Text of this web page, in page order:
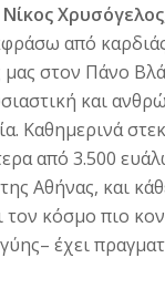
από
μας στον Πάνο
και
Καθημερινά
από 3.500
Αθήνας, και
τον κόσμο πιο
έχει